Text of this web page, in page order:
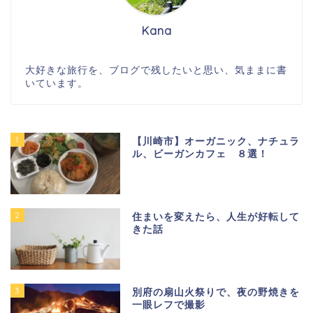
Kana
大好きな旅行を、ブログで残したいと思い、気ままに書
いています。
1
【川崎市】オーガニック、ナチュラ
ル、ビーガンカフェ ８選！
2
住まいを変えたら、人生が好転して
きた話
3
別府の扇山火祭りで、夜の野焼きを
一眼レフで撮影